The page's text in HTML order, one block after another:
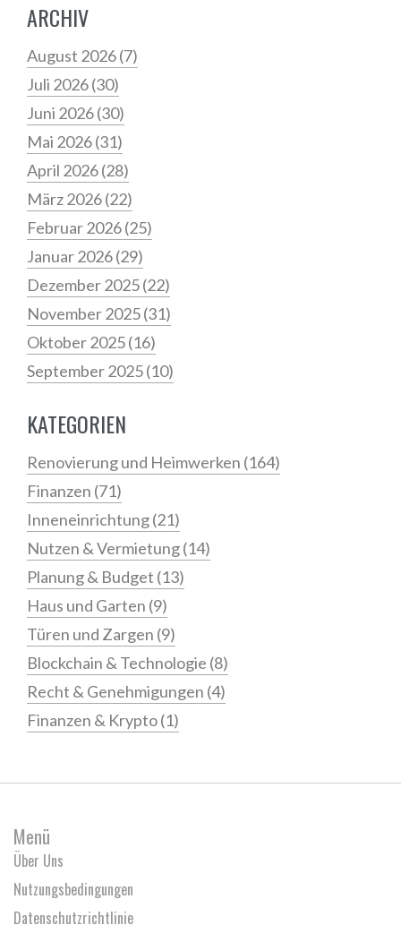
ARCHIV
August 2026(7)
Juli 2026(30)
Juni 2026(30)
Mai 2026(31)
April 2026(28)
März 2026(22)
Februar 2026(25)
Januar 2026(29)
Dezember 2025(22)
November 2025(31)
Oktober 2025(16)
September 2025(10)
KATEGORIEN
Renovierung und Heimwerken (164)
Finanzen (71)
Inneneinrichtung(21)
Nutzen & Vermietung(14)
Planung & Budget (13)
Haus und Garten (9)
Türen und Zargen (9)
Blockchain & Technologie (8)
Recht & Genehmigungen (4)
Finanzen & Krypto(1)
Menü
Über Uns
Nutzungsbedingungen
Datenschutzrichtlinie